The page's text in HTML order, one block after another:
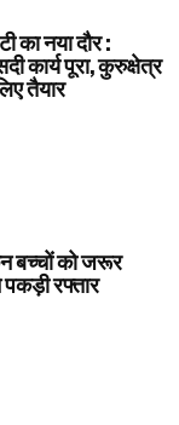
का नया दौर :
कार्य पूरा, कुरुक्षेत्र
तैयार
बच्चों को जरूर
रफ्तार